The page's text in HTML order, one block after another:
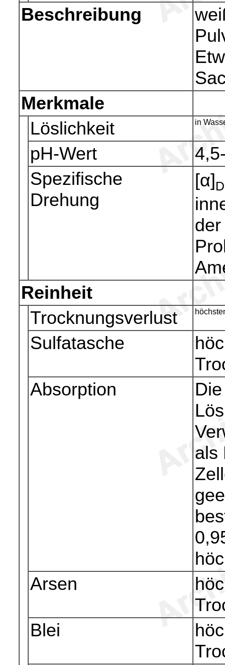
Beschreibung
Merkmale
Löslichkeit
in
pH-Wert
Spezifische
Drehung
[α]D
Reinheit
Trocknungsverlust
Sulfatasche
Absorption
als
Arsen
Blei